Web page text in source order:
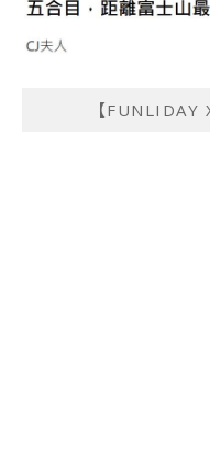
【FUNLIDAY